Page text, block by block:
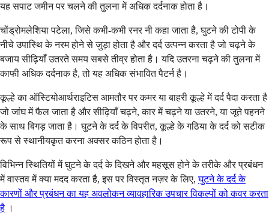
यह सपाट जमीन पर चलने की तुलना में अधिक दर्दनाक होता है।
चोंड्रोमलेशिया पटेला, जिसे कभी-कभी रनर नी कहा जाता है, घुटने की टोपी के
नीचे उपास्थि के नरम होने से जुड़ा होता है और दर्द उत्पन्न करता है जो चढ़ने के
बजाय सीढ़ियाँ उतरते समय सबसे तीव्र होता है। यदि उतरना चढ़ने की तुलना में
काफी अधिक दर्दनाक है, तो यह अधिक संभावित पैटर्न है।
कूल्हे का ऑस्टियोआर्थराइटिस आमतौर पर कमर या बाहरी कूल्हे में दर्द पैदा करता है
जो जांघ में फैल जाता है और सीढ़ियाँ चढ़ने, कार में चढ़ने या उतरने, या जूते पहनने
के साथ बिगड़ जाता है। घुटने के दर्द के विपरीत, कूल्हे के गठिया के दर्द को सटीक
रूप से स्थानीयकृत करना अक्सर कठिन होता है।
विभिन्न स्थितियों में घुटने के दर्द के दिखने और महसूस होने के तरीके और प्रबंधन
में वास्तव में क्या मदद करता है, इस पर विस्तृत नज़र के लिए,घुटने के दर्द के
कारणों और प्रबंधन का यह अवलोकन व्यावहारिक उपचार विकल्पों को कवर करता
है ।